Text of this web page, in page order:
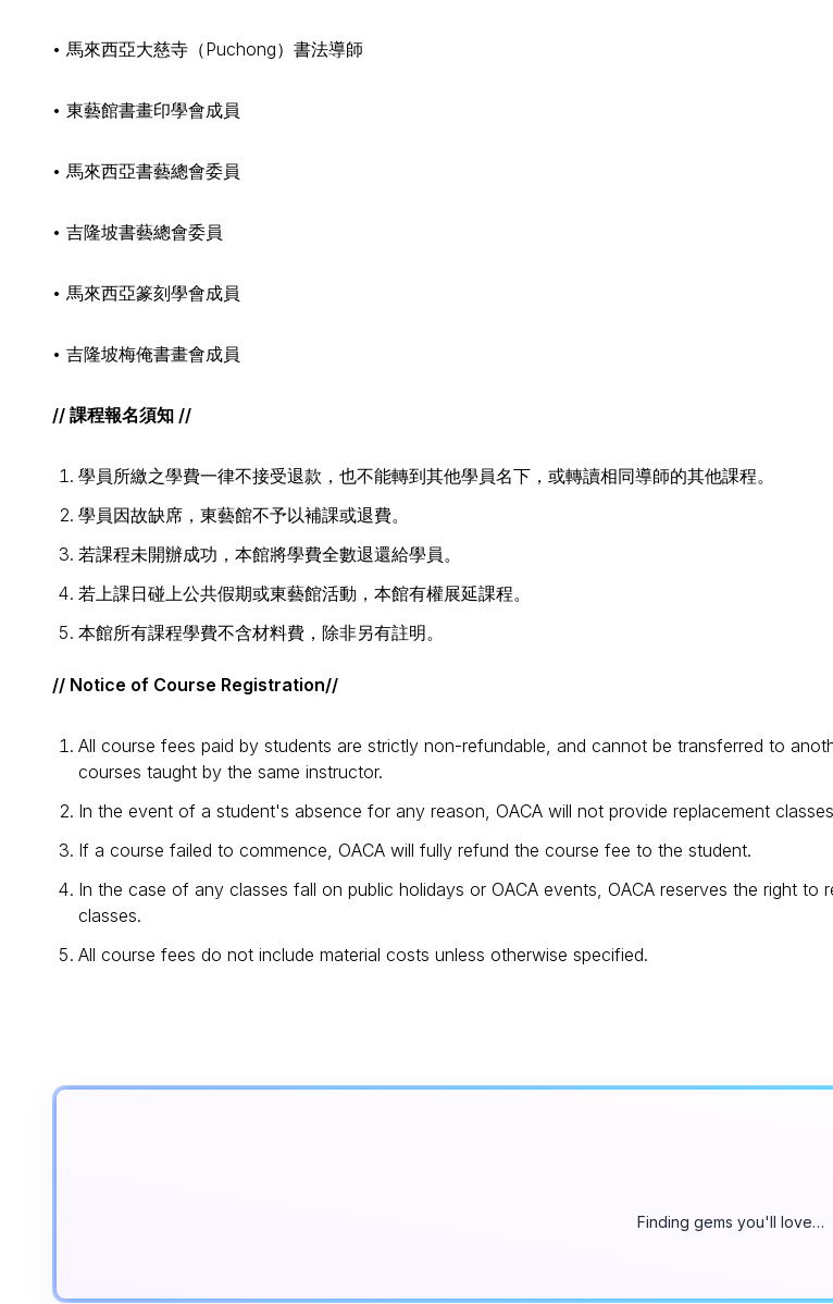
• 馬來西亞大慈寺（Puchong）書法導師
• 東藝館書畫印學會成員
• 馬來西亞書藝總會委員
• 吉隆坡書藝總會委員
• 馬來西亞篆刻學會成員
• 吉隆坡梅俺書畫會成員
// 課程報名須知 //
學員所繳之學費一律不接受退款，也不能轉到其他學員名下，或轉讀相同導師的其他課程。
學員因故缺席，東藝館不予以補課或退費。
若課程未開辦成功，本館將學費全數退還給學員。
若上課日碰上公共假期或東藝館活動，本館有權展延課程。
本館所有課程學費不含材料費，除非另有註明。
// Notice of Course Registration//
All course fees paid by students are strictly non-refundable, and cannot be transferred to
courses taught by the same instructor.
In the event of a student's absence for any reason, OACA will not provide replacement
If a course failed to commence, OACA will fully refund the course fee to the student.
In the case of any classes fall on public holidays or OACA events, OACA reserves the right to
classes.
All course fees do not include material costs unless otherwise specified.
Finding gems you'll love…